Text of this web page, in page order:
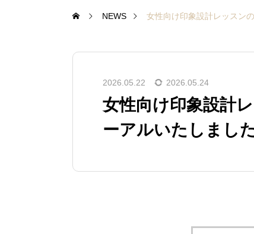
NEWS 女性向け印象設計レッスン
2026.05.22 2026.05.24
女性向け印象設計
ーアルいたしました